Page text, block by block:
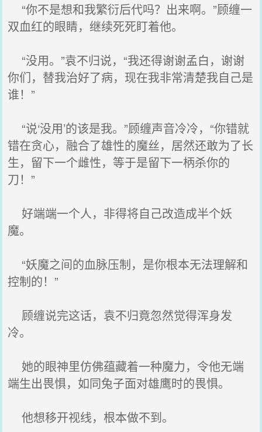
“你不是想和我繁衍后代吗？出来啊。”顾缠一
双血红的眼睛，继续死死盯着他。
“没用。”袁不归说，“我还得谢谢孟白，谢谢
你们，替我治好了病，现在我非常清楚我自己是
谁！”
“说‘没用’的该是我。”顾缠声音冷冷，“你错就
错在贪心，融合了雄性的魔丝，居然还敢为了长
生，留下一个雌性，等于是留下一柄杀你的
刀！”
好端端一个人，非得将自己改造成半个妖
魔。
“妖魔之间的血脉压制，是你根本无法理解和
控制的！”
顾缠说完这话，袁不归竟忽然觉得浑身发
冷。
她的眼神里仿佛蕴藏着一种魔力，令他无端
端生出畏惧，如同兔子面对雄鹰时的畏惧。
他想移开视线，根本做不到。